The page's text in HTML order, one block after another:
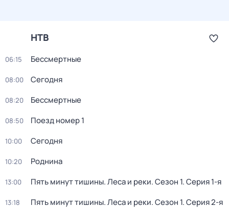
НТВ
06:15 Бессмертные
08:00 Сегодня
08:20 Бессмертные
08:50 Поезд номер 1
10:00 Сегодня
10:20 Роднина
13:00 Пять минут тишины. Леса и реки. Сезон 1. Серия 1-я
13:18 Пять минут тишины. Леса и реки. Сезон 1. Серия 2-я